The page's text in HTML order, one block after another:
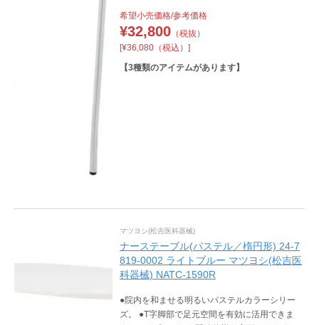
希望小売価格/参考価格
¥32,800（税抜）
[¥36,080（税込）]
【3種類のアイテムがあります】
マツヨシ(松吉医科器械)
ナーステーブル(パステル／楕円形) 24-7
819-0002 ライトブルー マツヨシ(松吉医
科器械) NATC-1590R
●院内を和ませる明るいパステルカラーシリー
ズ。 ●T字脚部で足元空間を有効に活用できま